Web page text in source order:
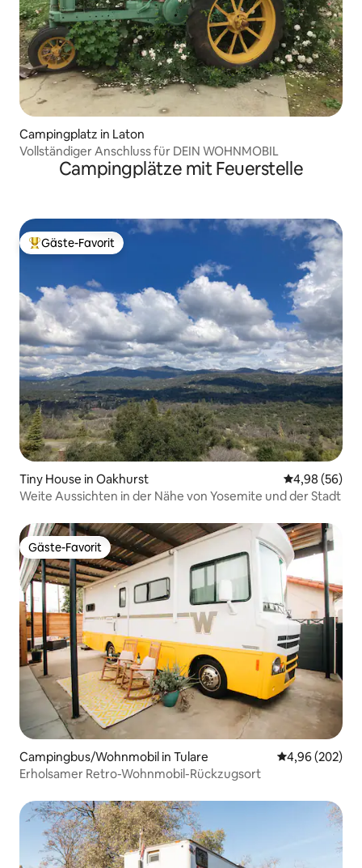
Campingplatz in Laton
Vollständiger Anschluss für DEIN WOHNMOBIL
Campingplätze mit Feuerstelle
Beliebter Gäste-Favorit.
Gäste-Favorit
Tiny House in Oakhurst
4,98 (56)
Weite Aussichten in der Nähe von Yosemite und der Stadt
Gäste-Favorit
Gäste-Favorit
Campingbus/Wohnmobil in Tulare
4,96 (202)
Erholsamer Retro-Wohnmobil-Rückzugsort